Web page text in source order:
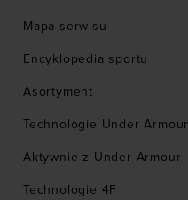
Mapa serwisu
Encyklopedia sportu
Asortyment
Technologie Under Armour
Aktywnie z Under Armour
Technologie 4F